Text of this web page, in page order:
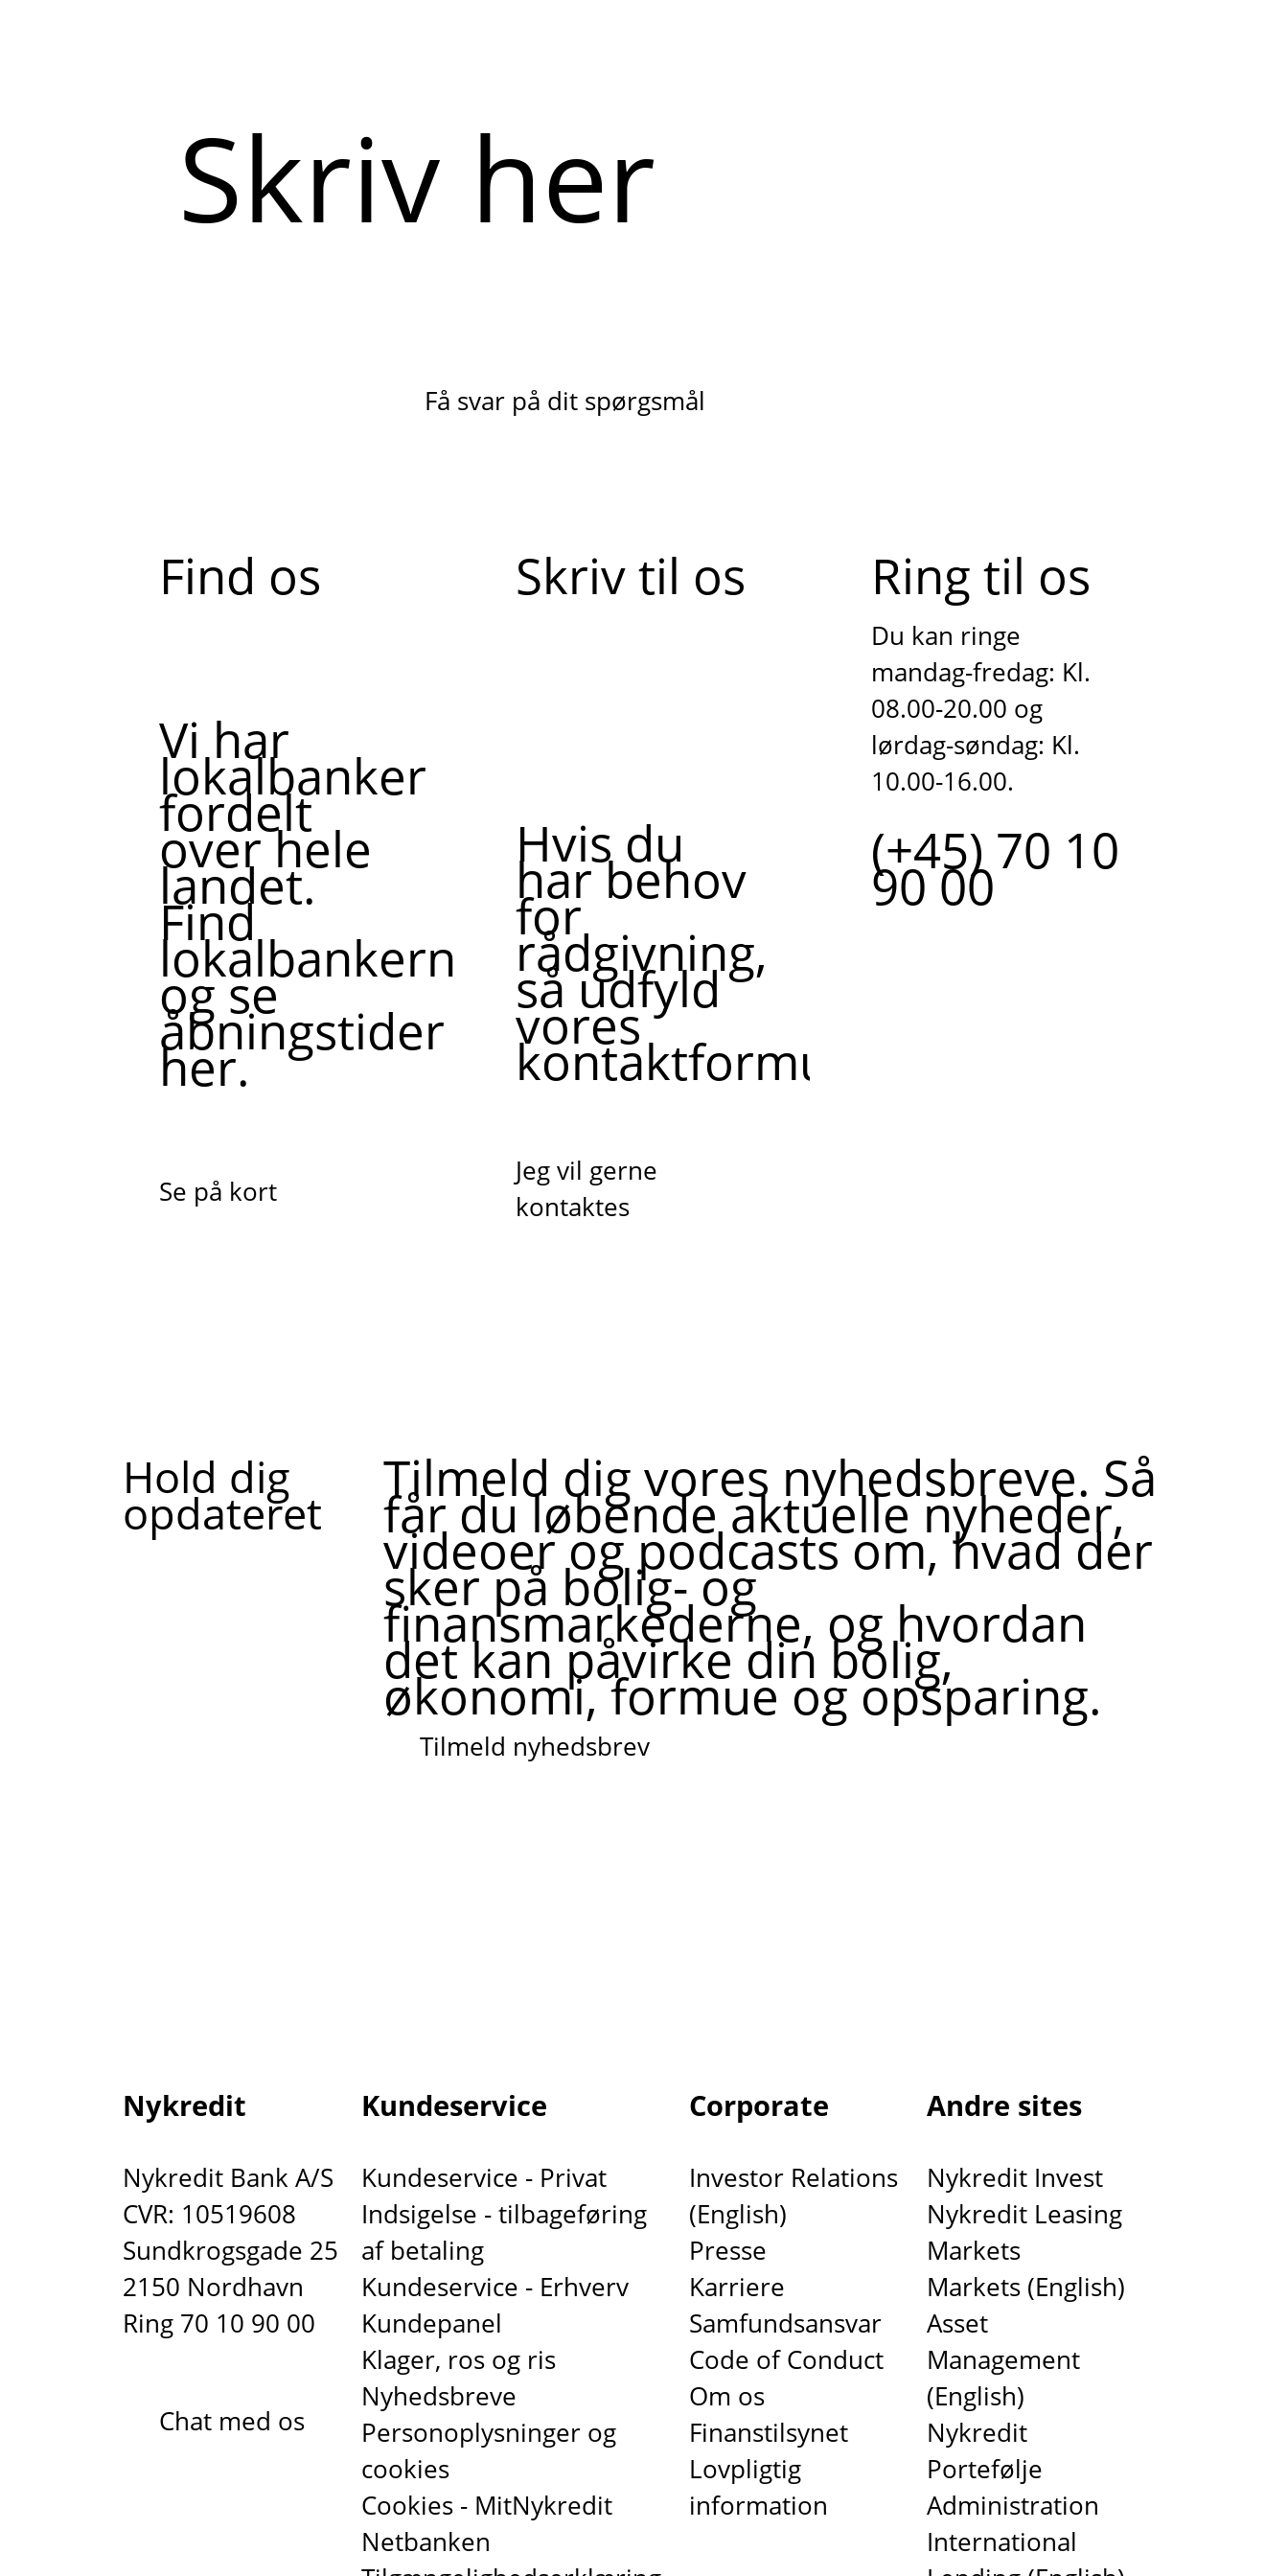
Få svar på dit spørgsmål
Find os
Vi har
lokalbanker
fordelt
over hele
landet.
Find
lokalbankerne,
og se
åbningstider
her.
Se på kort
Skriv til os
Hvis du
har behov
for
rådgivning,
så udfyld
vores
kontaktformular.
Jeg vil gerne
kontaktes
Ring til os
Du kan ringe
mandag-fredag: Kl.
08.00-20.00 og
lørdag-søndag: Kl.
10.00-16.00.
(+45) 70 10
90 00
Hold dig
opdateret
Tilmeld dig vores nyhedsbreve. Så
får du løbende aktuelle nyheder,
videoer og podcasts om, hvad der
sker på bolig- og
finansmarkederne, og hvordan
det kan påvirke din bolig,
økonomi, formue og opsparing.
Tilmeld nyhedsbrev
Nykredit
Nykredit Bank A/S
CVR: 10519608
Sundkrogsgade 25
2150 Nordhavn
Ring 70 10 90 00
Chat med os
Kundeservice
Kundeservice - Privat
Indsigelse - tilbageføring
af betaling
Kundeservice - Erhverv
Kundepanel
Klager, ros og ris
Nyhedsbreve
Personoplysninger og
cookies
Cookies - MitNykredit
Netbanken
Corporate
Investor Relations
(English)
Presse
Karriere
Samfundsansvar
Code of Conduct
Om os
Finanstilsynet
Lovpligtig
information
Andre sites
Nykredit Invest
Nykredit Leasing
Markets
Markets (English)
Asset
Management
(English)
Nykredit
Portefølje
Administration
International